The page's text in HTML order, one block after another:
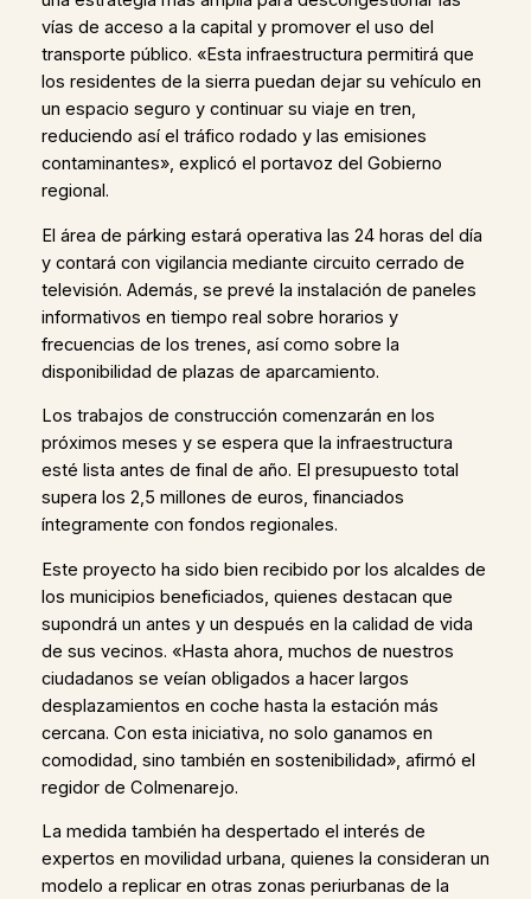
vías de acceso a la capital y promover el uso del
transporte público. «Esta infraestructura permitirá que
los residentes de la sierra puedan dejar su vehículo en
un espacio seguro y continuar su viaje en tren,
reduciendo así el tráfico rodado y las emisiones
contaminantes», explicó el portavoz del Gobierno
regional.
El área de párking estará operativa las 24 horas del día
y contará con vigilancia mediante circuito cerrado de
televisión. Además, se prevé la instalación de paneles
informativos en tiempo real sobre horarios y
frecuencias de los trenes, así como sobre la
disponibilidad de plazas de aparcamiento.
Los trabajos de construcción comenzarán en los
próximos meses y se espera que la infraestructura
esté lista antes de final de año. El presupuesto total
supera los 2,5 millones de euros, financiados
íntegramente con fondos regionales.
Este proyecto ha sido bien recibido por los alcaldes de
los municipios beneficiados, quienes destacan que
supondrá un antes y un después en la calidad de vida
de sus vecinos. «Hasta ahora, muchos de nuestros
ciudadanos se veían obligados a hacer largos
desplazamientos en coche hasta la estación más
cercana. Con esta iniciativa, no solo ganamos en
comodidad, sino también en sostenibilidad», afirmó el
regidor de Colmenarejo.
La medida también ha despertado el interés de
expertos en movilidad urbana, quienes la consideran un
modelo a replicar en otras zonas periurbanas de la